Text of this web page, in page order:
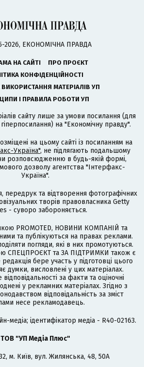
2026, ЕКОНОМІЧНА ПРАВДА
НА САЙТІ
ПРО ПРОЄКТ
КОНФІДЕНЦІЙНОСТІ
МАТЕРІАЛІВ УП
І ПРАВИЛА РОБОТИ УП
сайту лише за умови посилання (для
на "Економічну правду".
на цьому сайті із посиланням на
Україна", не підлягають подальшому
розповсюдженню в будь-якій формі,
дозволу агентства "Інтерфакс-
Україна".
передрук та відтворення фотографічних
творів правовласника Getty
- суворо забороняється.
PROMOTED, НОВИНИ КОМПАНІЙ та
та публікуються на правах реклами.
погляди, які в них промотуються.
СПЕЦПРОЄКТ та ЗА ПІДТРИМКИ також є
бере участь у підготовці цього
думки, висловлені у цих матеріалах.
за факти та оціночні
у рекламних матеріалах. Згідно з
відповідальність за зміст
несе рекламодавець.
медіа; ідентифікатор медіа - R40-02163.
ТОВ "УП Медіа Плюс"
м. Київ, вул. Жилянська, 48, 50А